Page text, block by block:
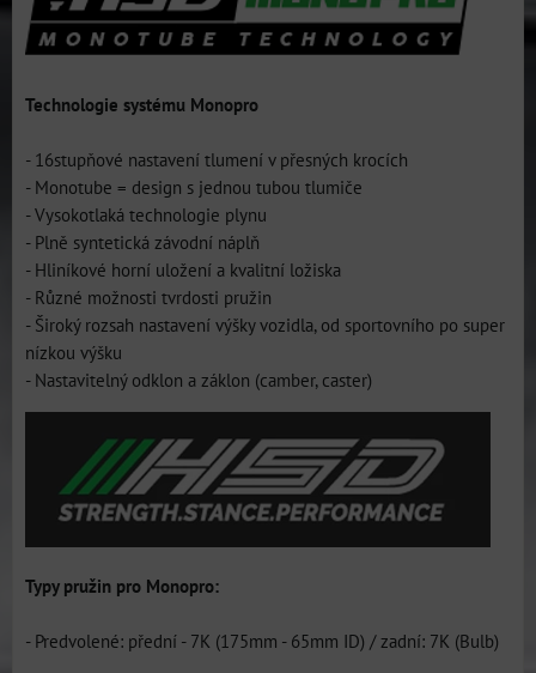
Technologie systému Monopro
- 16stupňové nastavení tlumení v přesných krocích
- Monotube = design s jednou tubou tlumiče
- Vysokotlaká technologie plynu
- Plně syntetická závodní náplň
- Hliníkové horní uložení a kvalitní ložiska
- Různé možnosti tvrdosti pružin
- Široký rozsah nastavení výšky vozidla, od sportovního po super
nízkou výšku
- Nastavitelný odklon a záklon (camber, caster)
Typy pružin pro Monopro:
- Predvolené: přední - 7K (175mm - 65mm ID) / zadní: 7K (Bulb)